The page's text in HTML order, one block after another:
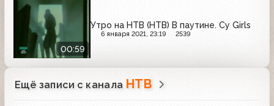
00:59
Утро на НТВ (НТВ) В паутине. Cy Girls
6 января 2021, 23:19 2539
Ещё записи с канала НТВ